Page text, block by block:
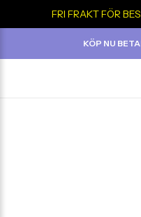
FRI FRAKT FÖR
KÖP NU